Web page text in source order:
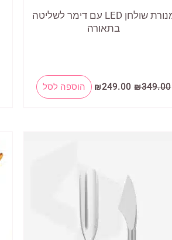
מנורת שולחן LED עם דימר לשליטה
בתאורה
₪349.00
המחיר
המקורי
₪249.00
המחיר
הנוכחי
הוספה לסל